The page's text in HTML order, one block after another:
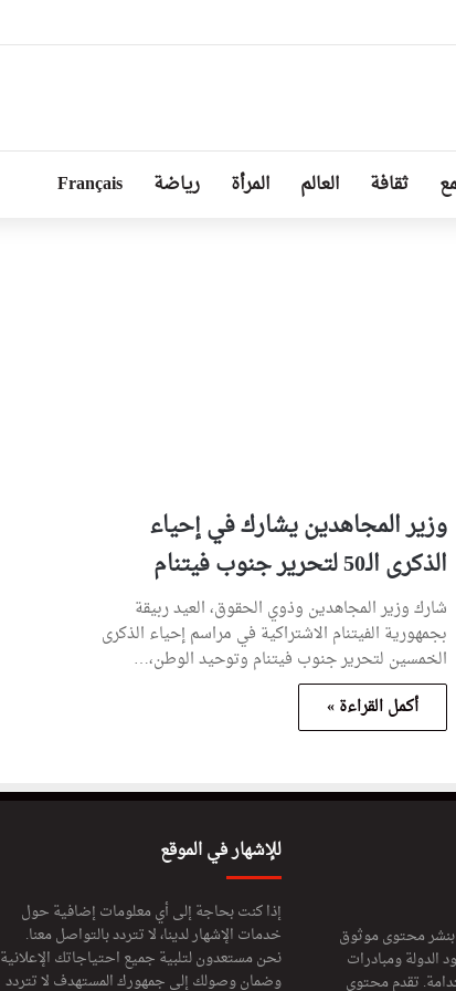
“الفيفا” بإلغاء المشاركة المغربية في استضافة مونديال2030
ثقافة العالم المرأة رياضة Français
وزير المجاهدين يشارك في إحياء
الذكرى الـ50 لتحرير جنوب فيتنام
شارك وزير المجاهدين وذوي الحقوق، العيد ربيقة
بجمهورية الفيتنام الاشتراكية في مراسم إحياء الذكرى
الخمسين لتحرير جنوب فيتنام وتوحيد الوطن،…
أكمل القراءة »
بنشر محتوى موثوق
الدولة ومبادرات
تقدم محتوى
للإشهار في الموقع
إذا كنت بحاجة إلى أي معلومات إضافية حول
خدمات الإشهار لدينا، لا تتردد بالتواصل معنا.
نحن مستعدون لتلبية جميع احتياجاتك الإعلانية
وضمان وصولك إلى جمهورك المستهدف لا تتردد